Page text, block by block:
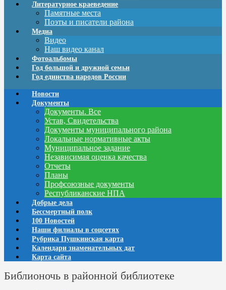
Литературное краеведение
Памятные места
Поэты и писатели района
Медиа
Видео
Наш видео канал
Фотоальбомы
Год большой и дружной семьи
Год единства народов России
Новости
Документы
Документы. Все
Устав, Свидетельства
Документы муниципального района
Локальные нормативные акты
Муниципальное задание
Независимая оценка качества
Отчеты
Планы
Профсоюзные документы
Республиканские НПА
Добрые дела
Бессмертный полк
100 Новостей
Наши филиалы в соцсетях
Рубрика Пушкинская карта
Календари знаменательных дат
Карта сайта
Библионочь в районной библиотеке